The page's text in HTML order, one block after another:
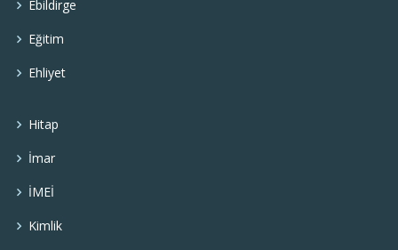
Ebildirge
Eğitim
Ehliyet
Hitap
İmar
İMEİ
Kimlik